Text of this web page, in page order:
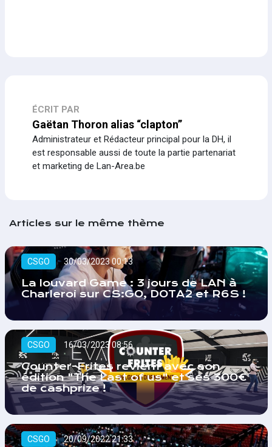
ÉCRIT PAR
Gaëtan Thoron alias “clapton”
Administrateur et Rédacteur principal pour la DH, il
est responsable aussi de toute la partie partenariat
et marketing de Lan-Area.be
Articles sur le même thème
CSGO 30/03/2023 00:13
La louvard Game : 3 jours de LAN à
Charleroi sur CS:GO, DOTA2 et R6S !
CSGO 16/03/2023 08:56
Counter-Frites revient avec son
édition "The Last of us" et ses 300€
de cashprize !
CSGO 20/09/2022 21:33